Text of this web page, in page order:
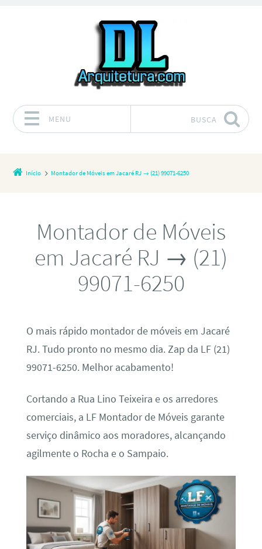
MENU BUSCA
Início Montador de Móveis em Jacaré RJ → (21) 99071-6250
Montador de Móveis
em Jacaré RJ → (21)
99071-6250
O mais rápido montador de móveis em Jacaré
RJ. Tudo pronto no mesmo dia. Zap da LF (21)
99071-6250. Melhor acabamento!
Cortando a Rua Lino Teixeira e os arredores
comerciais, a LF Montador de Móveis garante
serviço dinâmico aos moradores, alcançando
agilmente o Rocha e o Sampaio.